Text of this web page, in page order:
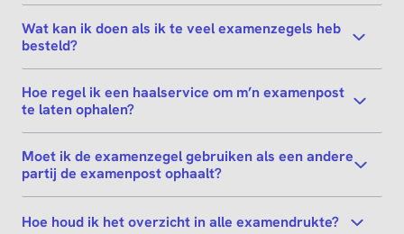
Wat kan ik doen als ik te veel examenzegels heb
besteld?
Hoe regel ik een haalservice om m’n examenpost
te laten ophalen?
Moet ik de examenzegel gebruiken als een andere
partij de examenpost ophaalt?
Hoe houd ik het overzicht in alle examendrukte?